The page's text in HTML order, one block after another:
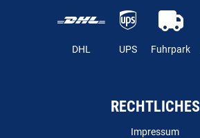
DHL UPS Fuhrpark
RECHTLICHES
Impressum